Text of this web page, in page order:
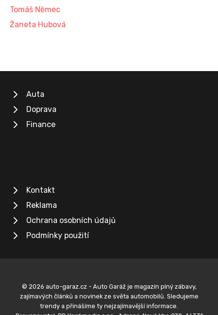
Tomáš Němec
Žaneta Hubová
Auta
Doprava
Finance
Kontakt
Reklama
Ochrana osobních údajů
Podmínky použití
© 2026 auto-garaz.cz - Auto Garáž je magazín plný zábavy,
zajímavých článků a novinek ze světa automobilů. Sledujeme
trendy a přinášíme ty nejzajímavější informace.